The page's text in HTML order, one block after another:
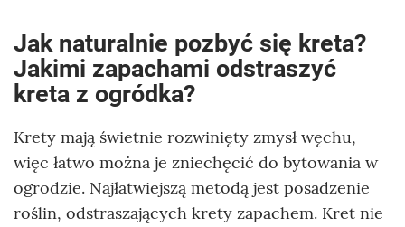
Jak naturalnie pozbyć się kreta?
Jakimi zapachami odstraszyć
kreta z ogródka?
Krety mają świetnie rozwinięty zmysł węchu,
więc łatwo można je zniechęcić do bytowania w
ogrodzie. Najłatwiejszą metodą jest posadzenie
roślin, odstraszających krety zapachem. Kret nie